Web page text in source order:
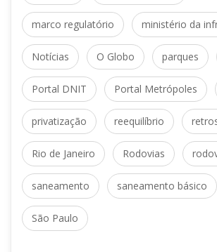
marco regulatório ministério da
Notícia O Globo parque
Portal DNIT Portal Metrópole
privatização reequilíbrio
Rio de Janeiro Rodovia
aneamento aneamento básico
São Paulo